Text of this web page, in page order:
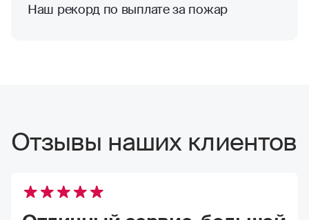
Наш рекорд по выплате за пожар
Отзывы наших клиентов